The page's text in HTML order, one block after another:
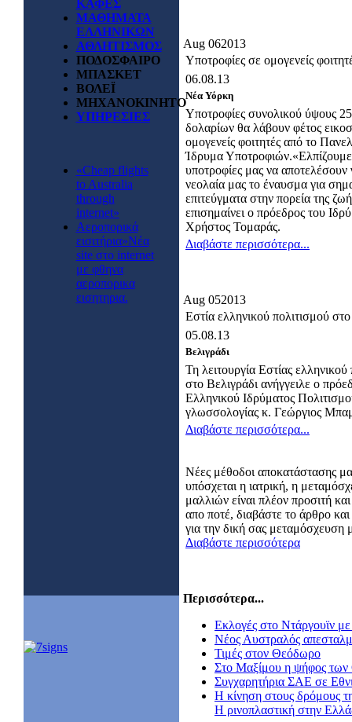
ΚΑΦΕΣ
ΜΑΘΗΜΑΤΑ
ΕΛΛΗΝΙΚΩΝ
ΑΘΛΗΤΙΣΜΟΣ
ΠΟΔΟΣΦΑΙΡΟ
ΜΠΑΣΚΕΤ
ΒΟΛΕΪ
ΜΗΧΑΝΟΚΙΝΗΤΟ
ΥΠΗΡΕΣΙΕΣ
«Cheap flights
to Australia
through
internet»
Αεροπορικά
εισιτήρια»Νέα
site στο internet
με φθηνα
αεροπορικα
εισητηρια.
Aug 062013
Υποτροφίες σε ομογενείς
06.08.13
Νέα Υόρκη
Υποτροφίες συνολικού ύψους
δολαρίων θα λάβουν φέτος
ομογενείς φοιτητές από το
Ίδρυμα Υποτροφιών.«Ελπίζουμε
υποτροφίες μας να αποτελέσουν
νεολαία μας το έναυσμα για
επιτεύγματα στην πορεία της
επισημαίνει ο πρόεδρος του
Χρήστος Τομαράς.
Διαβάστε περισσότερα...
Aug 052013
Εστία ελληνικού πολιτισμού
05.08.13
Βελιγράδι
Τη λειτουργία Εστίας ελληνικού
στο Βελιγράδι ανήγγειλε ο
Ελληνικού Ιδρύματος
γλωσσολογίας κ. Γεώργιος
Διαβάστε περισσότερα...
Νέες μέθοδοι αποκατάστασης
υπόσχεται η ιατρική, η
μαλλιών είναι πλέον προσιτή
απο ποτέ, διαβάστε το άρθρο
για την δική σας μεταμόσχευση
Διαβάστε περισσότερα
Περισσότερα...
Εκλογές στο Ντάργουϊν με
Nέος Αυστραλός
Τιμές στον Θεόδωρο
Στο Μαξίμου η ψήφος
Συγχαρητήρια ΣΑΕ σε
Η κίνηση στους δρόμους
Η ρινοπλαστική στην